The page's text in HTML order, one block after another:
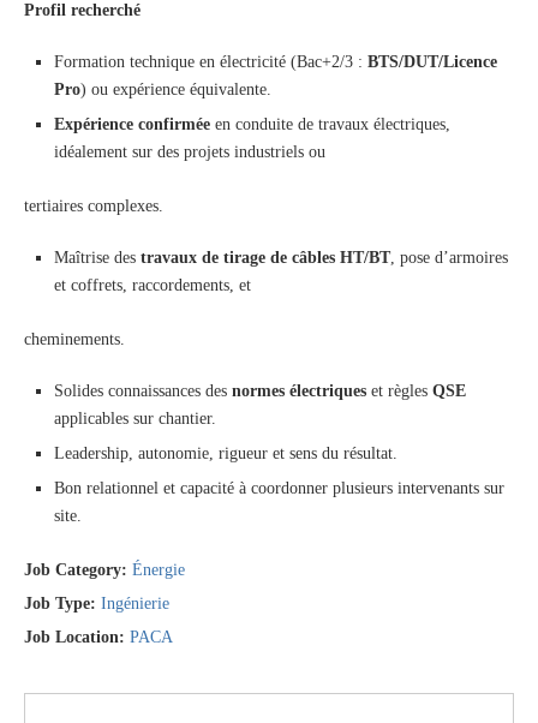
Profil recherché
Formation technique en électricité (Bac+2/3 : BTS/DUT/Licence
Pro) ou expérience équivalente.
Expérience confirmée en conduite de travaux électriques,
idéalement sur des projets industriels ou
tertiaires complexes.
Maîtrise des travaux de tirage de câbles HT/BT, pose d’armoires
et coffrets, raccordements, et
cheminements.
Solides connaissances des normes électriques et règles QSE
applicables sur chantier.
Leadership, autonomie, rigueur et sens du résultat.
Bon relationnel et capacité à coordonner plusieurs intervenants sur
site.
Job Category: Énergie
Job Type: Ingénierie
Job Location: PACA